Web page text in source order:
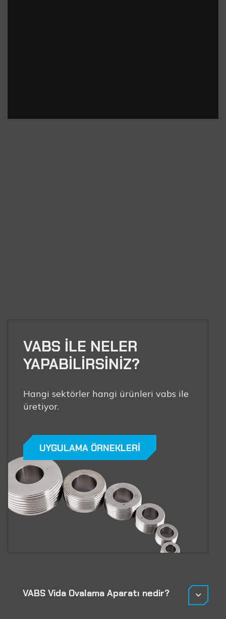
VABS İLE NELER
YAPABİLİRSİNİZ?
Hangi sektörler hangi ürünleri vabs ile
üretiyor.
UYGULAMA ÖRNEKLERİ
VABS Vida Ovalama Aparatı nedir?